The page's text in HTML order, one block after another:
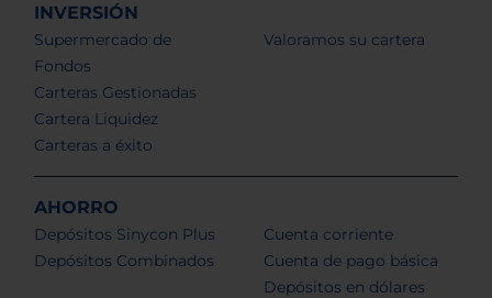
INVERSIÓN
Supermercado de
Fondos
Carteras Gestionadas
Cartera Liquidez
Carteras a éxito
Valoramos su cartera
AHORRO
Depósitos Sinycon Plus
Depósitos Combinados
Cuenta corriente
Cuenta de pago básica
Depósitos en dólares